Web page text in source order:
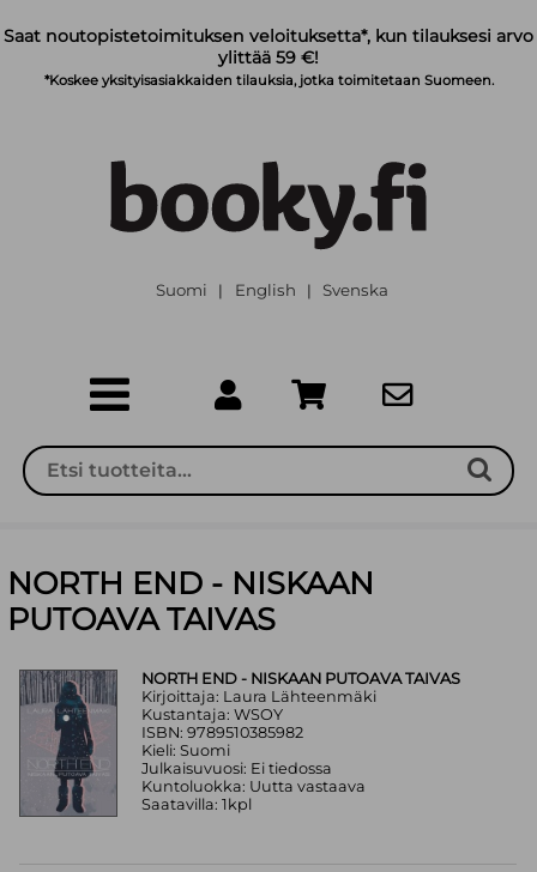
Saat noutopistetoimituksen veloituksetta*, kun tilauksesi arvo
ylittää 59 €!
*Koskee yksityisasiakkaiden tilauksia, jotka toimitetaan Suomeen.
Suomi | English | Svenska
NORTH END - NISKAAN
PUTOAVA TAIVAS
NORTH END - NISKAAN PUTOAVA TAIVAS
Kirjoittaja: Laura Lähteenmäki
Kustantaja: WSOY
ISBN: 9789510385982
Kieli: Suomi
Julkaisuvuosi: Ei tiedossa
Kuntoluokka: Uutta vastaava
Saatavilla: 1kpl